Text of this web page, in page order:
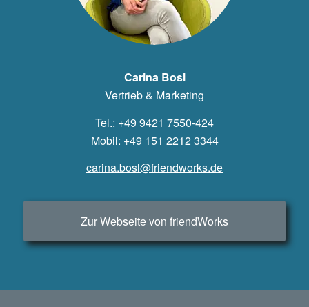
Carina Bosl
Vertrieb & Marketing
Tel.: +49 9421 7550-424
Mobil: +49 151 2212 3344
carina.bosl@friendworks.de
Zur Webseite von friendWorks